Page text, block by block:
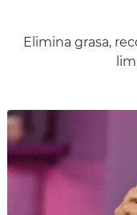
Elimina grasa,